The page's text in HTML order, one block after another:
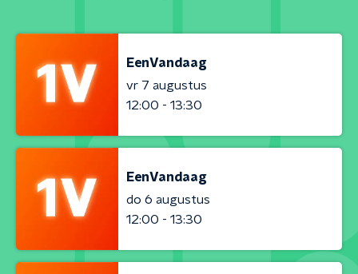
EenVandaag
vr 7 augustus
12:00 - 13:30
EenVandaag
do 6 augustus
12:00 - 13:30